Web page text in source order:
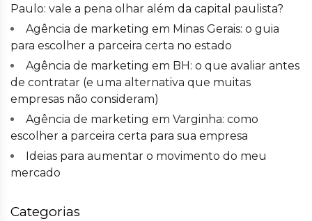
Paulo: vale a pena olhar além da capital paulista?
Agência de marketing em Minas Gerais: o guia
para escolher a parceira certa no estado
Agência de marketing em BH: o que avaliar antes
de contratar (e uma alternativa que muitas
empresas não consideram)
Agência de marketing em Varginha: como
escolher a parceira certa para sua empresa
Ideias para aumentar o movimento do meu
mercado
Categorias